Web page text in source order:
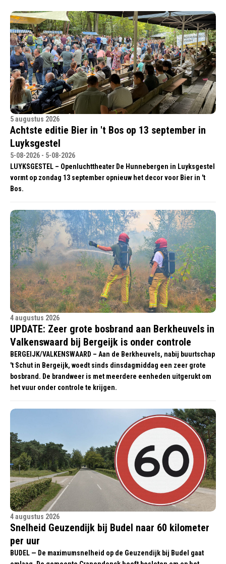
5 augustus 2026
Achtste editie Bier in 't Bos op 13 september in
Luyksgestel
5-08-2026 - 5-08-2026
LUYKSGESTEL – Openluchttheater De Hunnebergen in Luyksgestel
vormt op zondag 13 september opnieuw het decor voor Bier in 't
Bos.
4 augustus 2026
UPDATE: Zeer grote bosbrand aan Berkheuvels in
Valkenswaard bij Bergeijk is onder controle
BERGEIJK/VALKENSWAARD – Aan de Berkheuvels, nabij buurtschap
't Schut in Bergeijk, woedt sinds dinsdagmiddag een zeer grote
bosbrand. De brandweer is met meerdere eenheden uitgerukt om
het vuur onder controle te krijgen.
4 augustus 2026
Snelheid Geuzendijk bij Budel naar 60 kilometer
per uur
BUDEL — De maximumsnelheid op de Geuzendijk bij Budel gaat